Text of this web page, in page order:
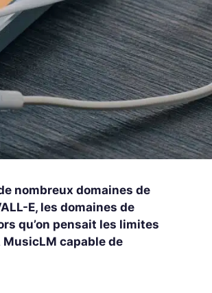
nombreux domaines de
E, les domaines de
qu’on pensait les limites
capable de